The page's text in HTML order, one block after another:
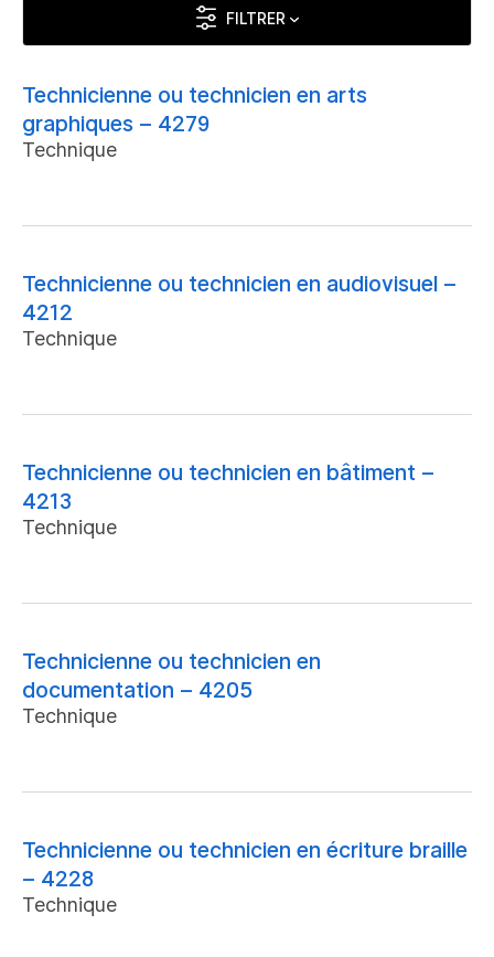
Technicienne ou technicien en arts
graphiques – 4279
Technique
Technicienne ou technicien en audiovisuel –
4212
Technique
Technicienne ou technicien en bâtiment –
4213
Technique
Technicienne ou technicien en
documentation – 4205
Technique
Technicienne ou technicien en écriture braille
– 4228
Technique
FILTRER